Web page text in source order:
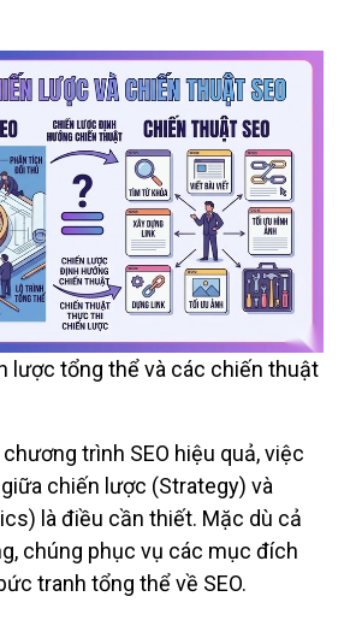
lược tổng thể và các chiến thuật
trình SEO hiệu quả, việc
chiến lược (Strategy) và
là điều cần thiết. Mặc dù cả
chúng phục vụ các mục đích
tranh tổng thể về SEO.